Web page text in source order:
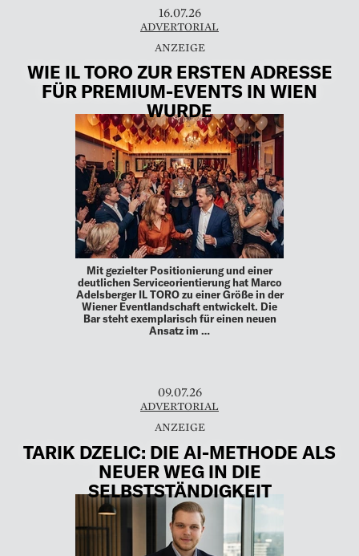
16.07.26
ADVERTORIAL
WIE IL TORO ZUR ERSTEN ADRESSE
FÜR PREMIUM-EVENTS IN WIEN
WURDE
Mit gezielter Positionierung und einer
deutlichen Serviceorientierung hat Marco
Adelsberger IL TORO zu einer Größe in der
Wiener Eventlandschaft entwickelt. Die
Bar steht exemplarisch für einen neuen
Ansatz im …
09.07.26
ADVERTORIAL
TARIK DZELIC: DIE AI-METHODE ALS
NEUER WEG IN DIE
SELBSTSTÄNDIGKEIT